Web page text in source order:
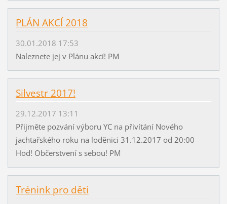
PLÁN AKCÍ 2018
30.01.2018 17:53
Naleznete jej v Plánu akcí! PM
Silvestr 2017!
29.12.2017 13:11
Přijměte pozvání výboru YC na přivítání Nového
jachtařského roku na loděnici 31.12.2017 od 20:00
Hod! Občerstvení s sebou! PM
Trénink pro děti